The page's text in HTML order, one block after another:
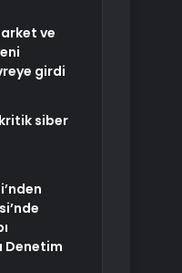
ve
girdi
siber
Denetim